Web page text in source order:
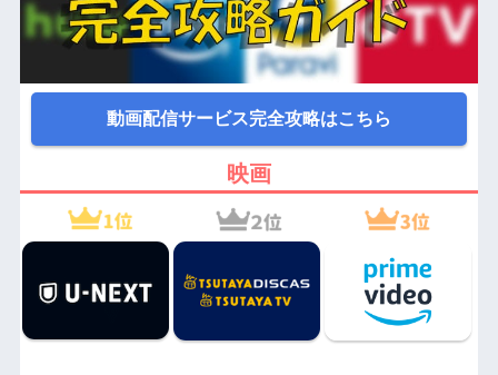
動画配信サービス完全攻略はこちら
映画